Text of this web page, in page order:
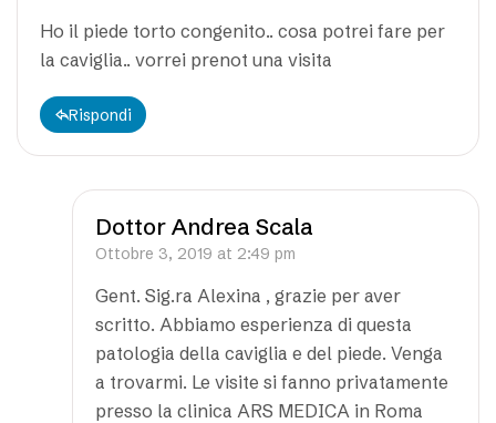
Ho il piede torto congenito.. cosa potrei fare per
la caviglia.. vorrei prenot una visita
Rispondi
Dottor Andrea Scala
Ottobre 3, 2019 at 2:49 pm
Gent. Sig.ra Alexina , grazie per aver
scritto. Abbiamo esperienza di questa
patologia della caviglia e del piede. Venga
a trovarmi. Le visite si fanno privatamente
presso la clinica ARS MEDICA in Roma